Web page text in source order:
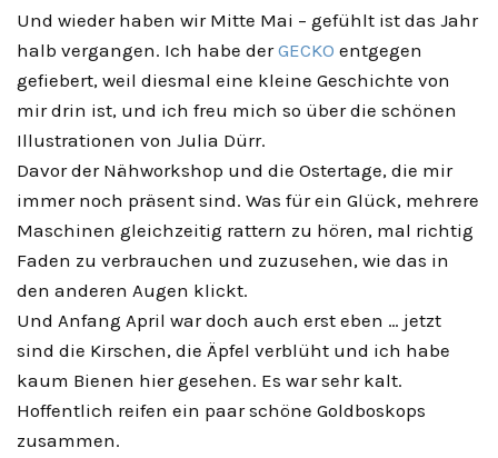
Und wieder haben wir Mitte Mai – gefühlt ist das Jahr
halb vergangen. Ich habe derGECKO entgegen
gefiebert, weil diesmal eine kleine Geschichte von
mir drin ist, und ich freu mich so über die schönen
Illustrationen von Julia Dürr.
Davor der Nähworkshop und die Ostertage, die mir
immer noch präsent sind. Was für ein Glück, mehrere
Maschinen gleichzeitig rattern zu hören, mal richtig
Faden zu verbrauchen und zuzusehen, wie das in
den anderen Augen klickt.
Und Anfang April war doch auch erst eben … jetzt
sind die Kirschen, die Äpfel verblüht und ich habe
kaum Bienen hier gesehen. Es war sehr kalt.
Hoffentlich reifen ein paar schöne Goldboskops
zusammen.